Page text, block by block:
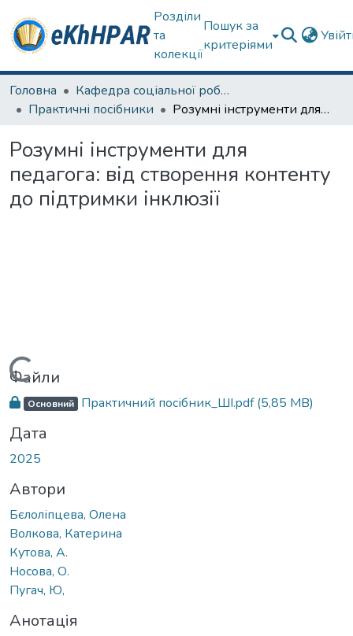
Розділи
та
колекції
Пошук за
критеріями
Головна
Кафедра соціальної роботи
Практичні посібники
Розумні інструменти для педагога: від створення контенту до підтримки інклюзії
Розумні інструменти для
педагога: від створення контенту
до підтримки інклюзії
Вантажиться...
Файли
Основний Практичний посібник_ШІ.pdf(5,85 MB)
Дата
2025
Автори
Бєлоліпцева, Олена
Волкова, Катерина
Кутова, А.
Носова, О.
Пугач, Ю,
Анотація